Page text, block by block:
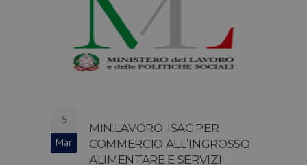
5
Mar
MIN.LAVORO: ISAC PER
COMMERCIO ALL’INGROSSO
ALIMENTARE E SERVIZI